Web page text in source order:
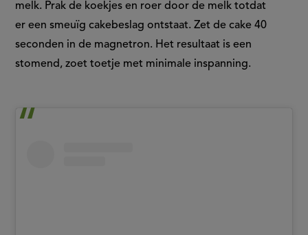
melk. Prak de koekjes en roer door de melk totdat
er een smeuïg cakebeslag ontstaat. Zet de cake 40
seconden in de magnetron. Het resultaat is een
stomend, zoet toetje met minimale inspanning.